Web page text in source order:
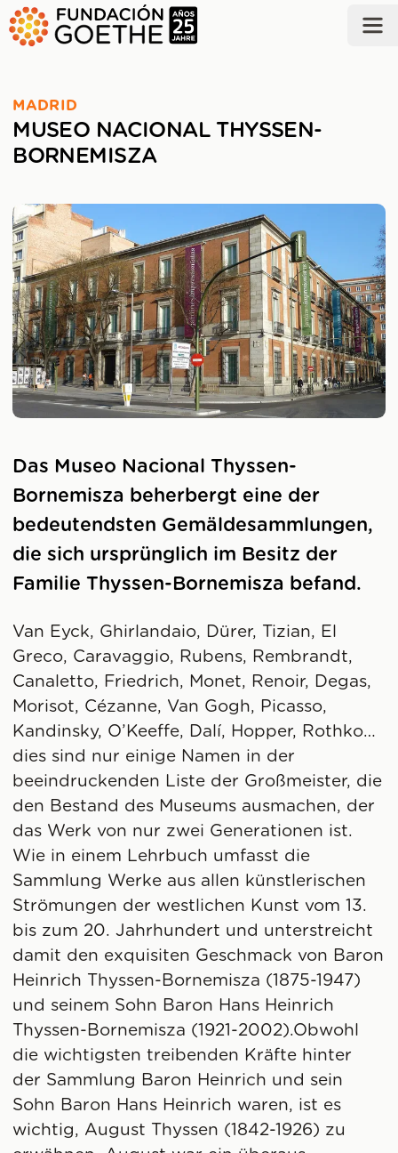
ZUM HAUPTINHALT SPRINGEN
MADRID
MUSEO NACIONAL THYSSEN-
BORNEMISZA
Das Museo Nacional Thyssen-
Bornemisza beherbergt eine der
bedeutendsten Gemäldesammlungen,
die sich ursprünglich im Besitz der
Familie Thyssen-Bornemisza befand.
Van Eyck, Ghirlandaio, Dürer, Tizian, El
Greco, Caravaggio, Rubens, Rembrandt,
Canaletto, Friedrich, Monet, Renoir, Degas,
Morisot, Cézanne, Van Gogh, Picasso,
Kandinsky, O’Keeffe, Dalí, Hopper, Rothko…
dies sind nur einige Namen in der
beeindruckenden Liste der Großmeister, die
den Bestand des Museums ausmachen, der
das Werk von nur zwei Generationen ist.
Wie in einem Lehrbuch umfasst die
Sammlung Werke aus allen künstlerischen
Strömungen der westlichen Kunst vom 13.
bis zum 20. Jahrhundert und unterstreicht
damit den exquisiten Geschmack von Baron
Heinrich Thyssen-Bornemisza (1875-1947)
und seinem Sohn Baron Hans Heinrich
Thyssen-Bornemisza (1921-2002).Obwohl
die wichtigsten treibenden Kräfte hinter
der Sammlung Baron Heinrich und sein
Sohn Baron Hans Heinrich waren, ist es
wichtig, August Thyssen (1842-1926) zu